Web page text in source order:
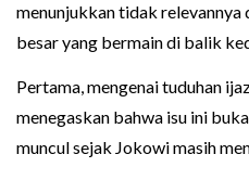
menunjukkan tidak
besar yang bermain di balik
Pertama, mengenai tuduhan
menegaskan bahwa isu ini
muncul sejak Jokowi masih